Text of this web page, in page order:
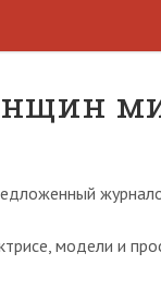
модели и